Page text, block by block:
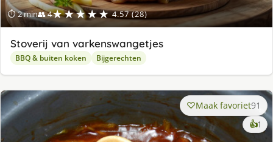
⏱ 2 min👥 4★★★★★ 4.57 (28)
Stoverij van varkenswangetjes
BBQ & buiten koken Bijgerechten
Maak favoriet91
👍1